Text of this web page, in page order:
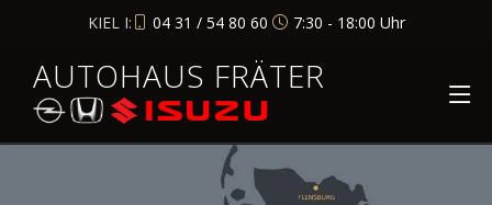
KIEL I: 04 31 / 54 80 60 7:30 - 18:00 Uhr
AUTOHAUS FRÄTER